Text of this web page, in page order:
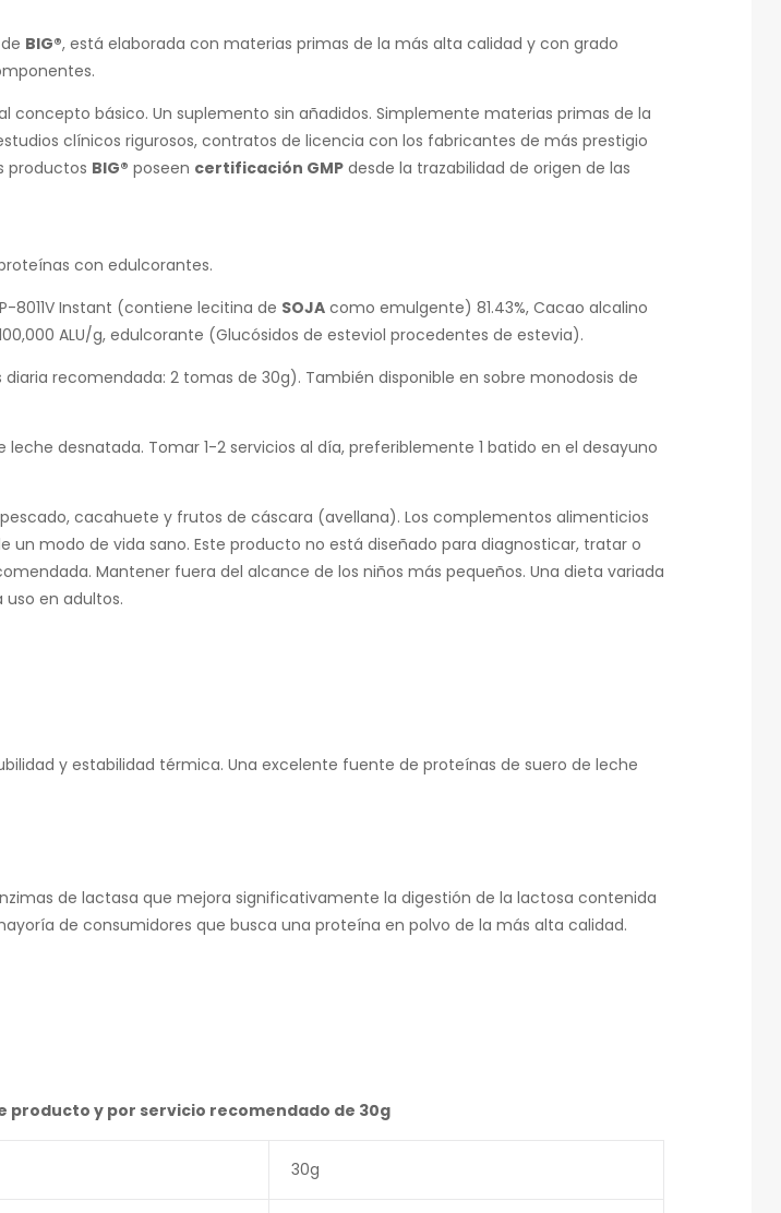
BIG®, está elaborada con materias primas de la más alta calidad y con grado
concepto básico. Un suplemento sin añadidos. Simplemente materias primas de la
clínicos rigurosos, contratos de licencia con los fabricantes de más prestigio
productos BIG® poseen certificación GMP desde la trazabilidad de origen de las
con edulcorantes.
8011V Instant (contiene lecitina de SOJA como emulgente) 81.43%, Cacao alcalino
ALU/g, edulcorante (Glucósidos de esteviol procedentes de estevia).
recomendada: 2 tomas de 30g). También disponible en sobre monodosis de
desnatada. Tomar 1-2 servicios al día, preferiblemente 1 batido en el desayuno
cacahuete y frutos de cáscara (avellana). Los complementos alimenticios
modo de vida sano. Este producto no está diseñado para diagnosticar, tratar o
Mantener fuera del alcance de los niños más pequeños. Una dieta variada
en adultos.
y estabilidad térmica. Una excelente fuente de proteínas de suero de leche
de lactasa que mejora significativamente la digestión de la lactosa contenida
de consumidores que busca una proteína en polvo de la más alta calidad.
producto y por servicio recomendado de 30g
30g